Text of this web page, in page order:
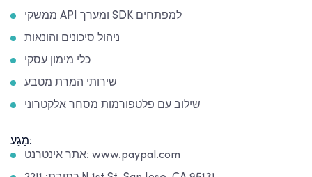
ממשקי API ומערך SDK למפתחים
ניהול סיכונים והונאות
כלי מימון עסקי
שירותי המרת מטבע
שילוב עם פלטפורמות מסחר אלקטרוני
מַגָע:
אתר אינטרנט: www.paypal.com